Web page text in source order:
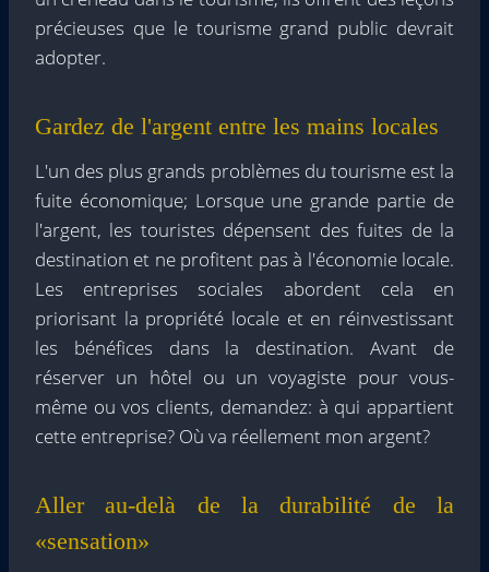
précieuses que le tourisme grand public devrait
adopter.
Gardez de l'argent entre les mains locales
L'un des plus grands problèmes du tourisme est la
fuite économique; Lorsque une grande partie de
l'argent, les touristes dépensent des fuites de la
destination et ne profitent pas à l'économie locale.
Les entreprises sociales abordent cela en
priorisant la propriété locale et en réinvestissant
les bénéfices dans la destination. Avant de
réserver un hôtel ou un voyagiste pour vous-
même ou vos clients, demandez: à qui appartient
cette entreprise? Où va réellement mon argent?
Aller au-delà de la durabilité de la
«sensation»